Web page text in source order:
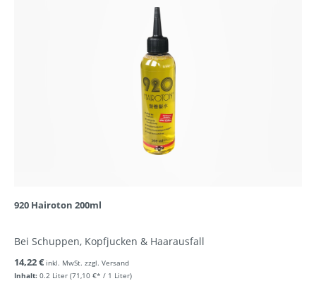
920 Hairoton 200ml
Bei Schuppen, Kopfjucken & Haarausfall
Inhalt: 0.2 Liter (71,10 €* / 1 Liter)
14,22 € inkl. MwSt. zzgl. Versand